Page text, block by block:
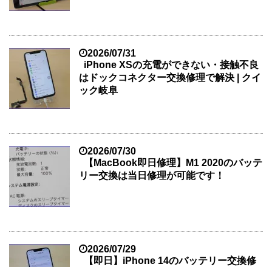
2026/07/31
iPhone XSの充電ができない・接触不良
はドックコネクター交換修理で解決 | クイ
ック岐阜
2026/07/30
【MacBook即日修理】M1 2020のバッテ
リー交換は当日修理が可能です！
2026/07/29
【即日】iPhone 14のバッテリー交換修